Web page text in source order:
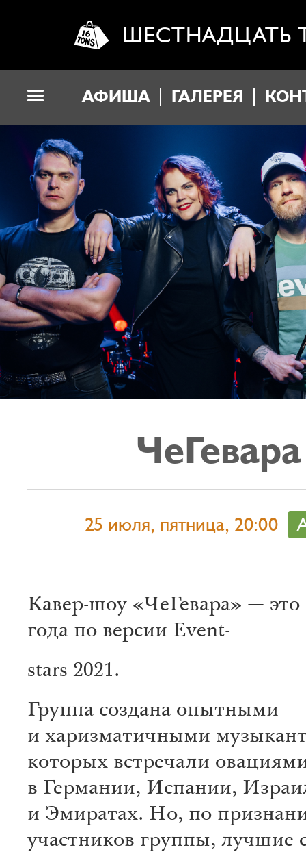
ШЕСТНАДЦАТЬ
АФИША ГАЛЕРЕЯ
ЧеГевара
25 июля, пятница, 20:00
Кавер-шоу «ЧеГевара» — это
года по версии Event-
stars 2021.
Группа создана опытными
и харизматичными
которых встречали
в Германии, Испании,
и Эмиратах. Но, по
участников группы, лучшие